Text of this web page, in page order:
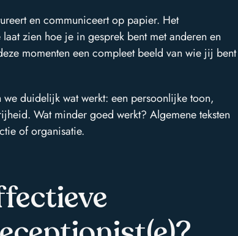
en communiceert op papier. Het
zien hoe je in gesprek bent met anderen en
momenten een compleet beeld van wie jij bent
duidelijk wat werkt: een persoonlijke toon,
Wat minder goed werkt? Algemene teksten
of organisatie.